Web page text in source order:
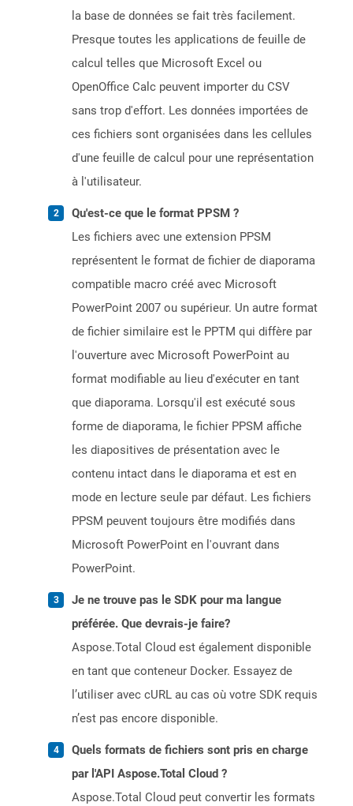
la base de données se fait très facilement.
Presque toutes les applications de feuille de
calcul telles que Microsoft Excel ou
OpenOffice Calc peuvent importer du CSV
sans trop d'effort. Les données importées de
ces fichiers sont organisées dans les cellules
d'une feuille de calcul pour une représentation
à l'utilisateur.
Qu'est-ce que le format PPSM ?
Les fichiers avec une extension PPSM
représentent le format de fichier de diaporama
compatible macro créé avec Microsoft
PowerPoint 2007 ou supérieur. Un autre format
de fichier similaire est le PPTM qui diffère par
l'ouverture avec Microsoft PowerPoint au
format modifiable au lieu d'exécuter en tant
que diaporama. Lorsqu'il est exécuté sous
forme de diaporama, le fichier PPSM affiche
les diapositives de présentation avec le
contenu intact dans le diaporama et est en
mode en lecture seule par défaut. Les fichiers
PPSM peuvent toujours être modifiés dans
Microsoft PowerPoint en l'ouvrant dans
PowerPoint.
Je ne trouve pas le SDK pour ma langue
préférée. Que devrais-je faire?
Aspose.Total Cloud est également disponible
en tant que conteneur Docker. Essayez de
l’utiliser avec cURL au cas où votre SDK requis
n’est pas encore disponible.
Quels formats de fichiers sont pris en charge
par l'API Aspose.Total Cloud ?
Aspose.Total Cloud peut convertir les formats